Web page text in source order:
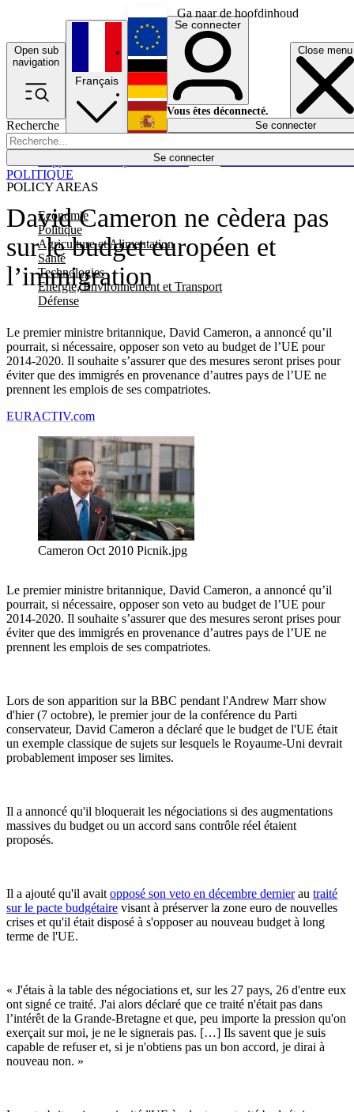
Ga naar de hoofdinhoud
Open sub
navigation
Close menu
Recherche
Se connecter
POLICY AREAS
Economie
Politique
Agriculture et Alimentation
Santé
Technologies
Energie, Environnement et Transport
Défense
Économie
Français
English
Deutsch
Español
Se connecter
Vous êtes déconnecté.
Se connecter
David Cameron ne cèdera pas
sur le budget européen et
l’immigration
Le premier ministre britannique, David Cameron, a annoncé qu’il
pourrait, si nécessaire, opposer son veto au budget de l’UE pour
2014-2020. Il souhaite s’assurer que des mesures seront prises pour
éviter que des immigrés en provenance d’autres pays de l’UE ne
prennent les emplois de ses compatriotes.
POLITIQUE
EURACTIV.com
Cameron Oct 2010 Picnik.jpg
Le premier ministre britannique, David Cameron, a annoncé qu’il
pourrait, si nécessaire, opposer son veto au budget de l’UE pour
2014-2020. Il souhaite s’assurer que des mesures seront prises pour
éviter que des immigrés en provenance d’autres pays de l’UE ne
prennent les emplois de ses compatriotes.
Lors de son apparition sur la BBC pendant l'Andrew Marr show
d'hier (7 octobre), le premier jour de la conférence du Parti
conservateur, David Cameron a déclaré que le budget de l'UE était
un exemple classique de sujets sur lesquels le Royaume-Uni devrait
probablement imposer ses limites.
Il a annoncé qu'il bloquerait les négociations si des augmentations
massives du budget ou un accord sans contrôle réel étaient
proposés.
Il a ajouté qu'il avait opposé son veto en décembre dernierau traité
sur le pacte budgétaire visant à préserver la zone euro de nouvelles
crises et qu'il était disposé à s'opposer au nouveau budget à long
terme de l'UE.
« J'étais à la table des négociations et, sur les 27 pays, 26 d'entre eux
ont signé ce traité. J'ai alors déclaré que ce traité n'était pas dans
l’intérêt de la Grande-Bretagne et que, peu importe la pression qu'on
exerçait sur moi, je ne le signerais pas. […] Ils savent que je suis
capable de refuser et, si je n'obtiens pas un bon accord, je dirai à
nouveau non. »